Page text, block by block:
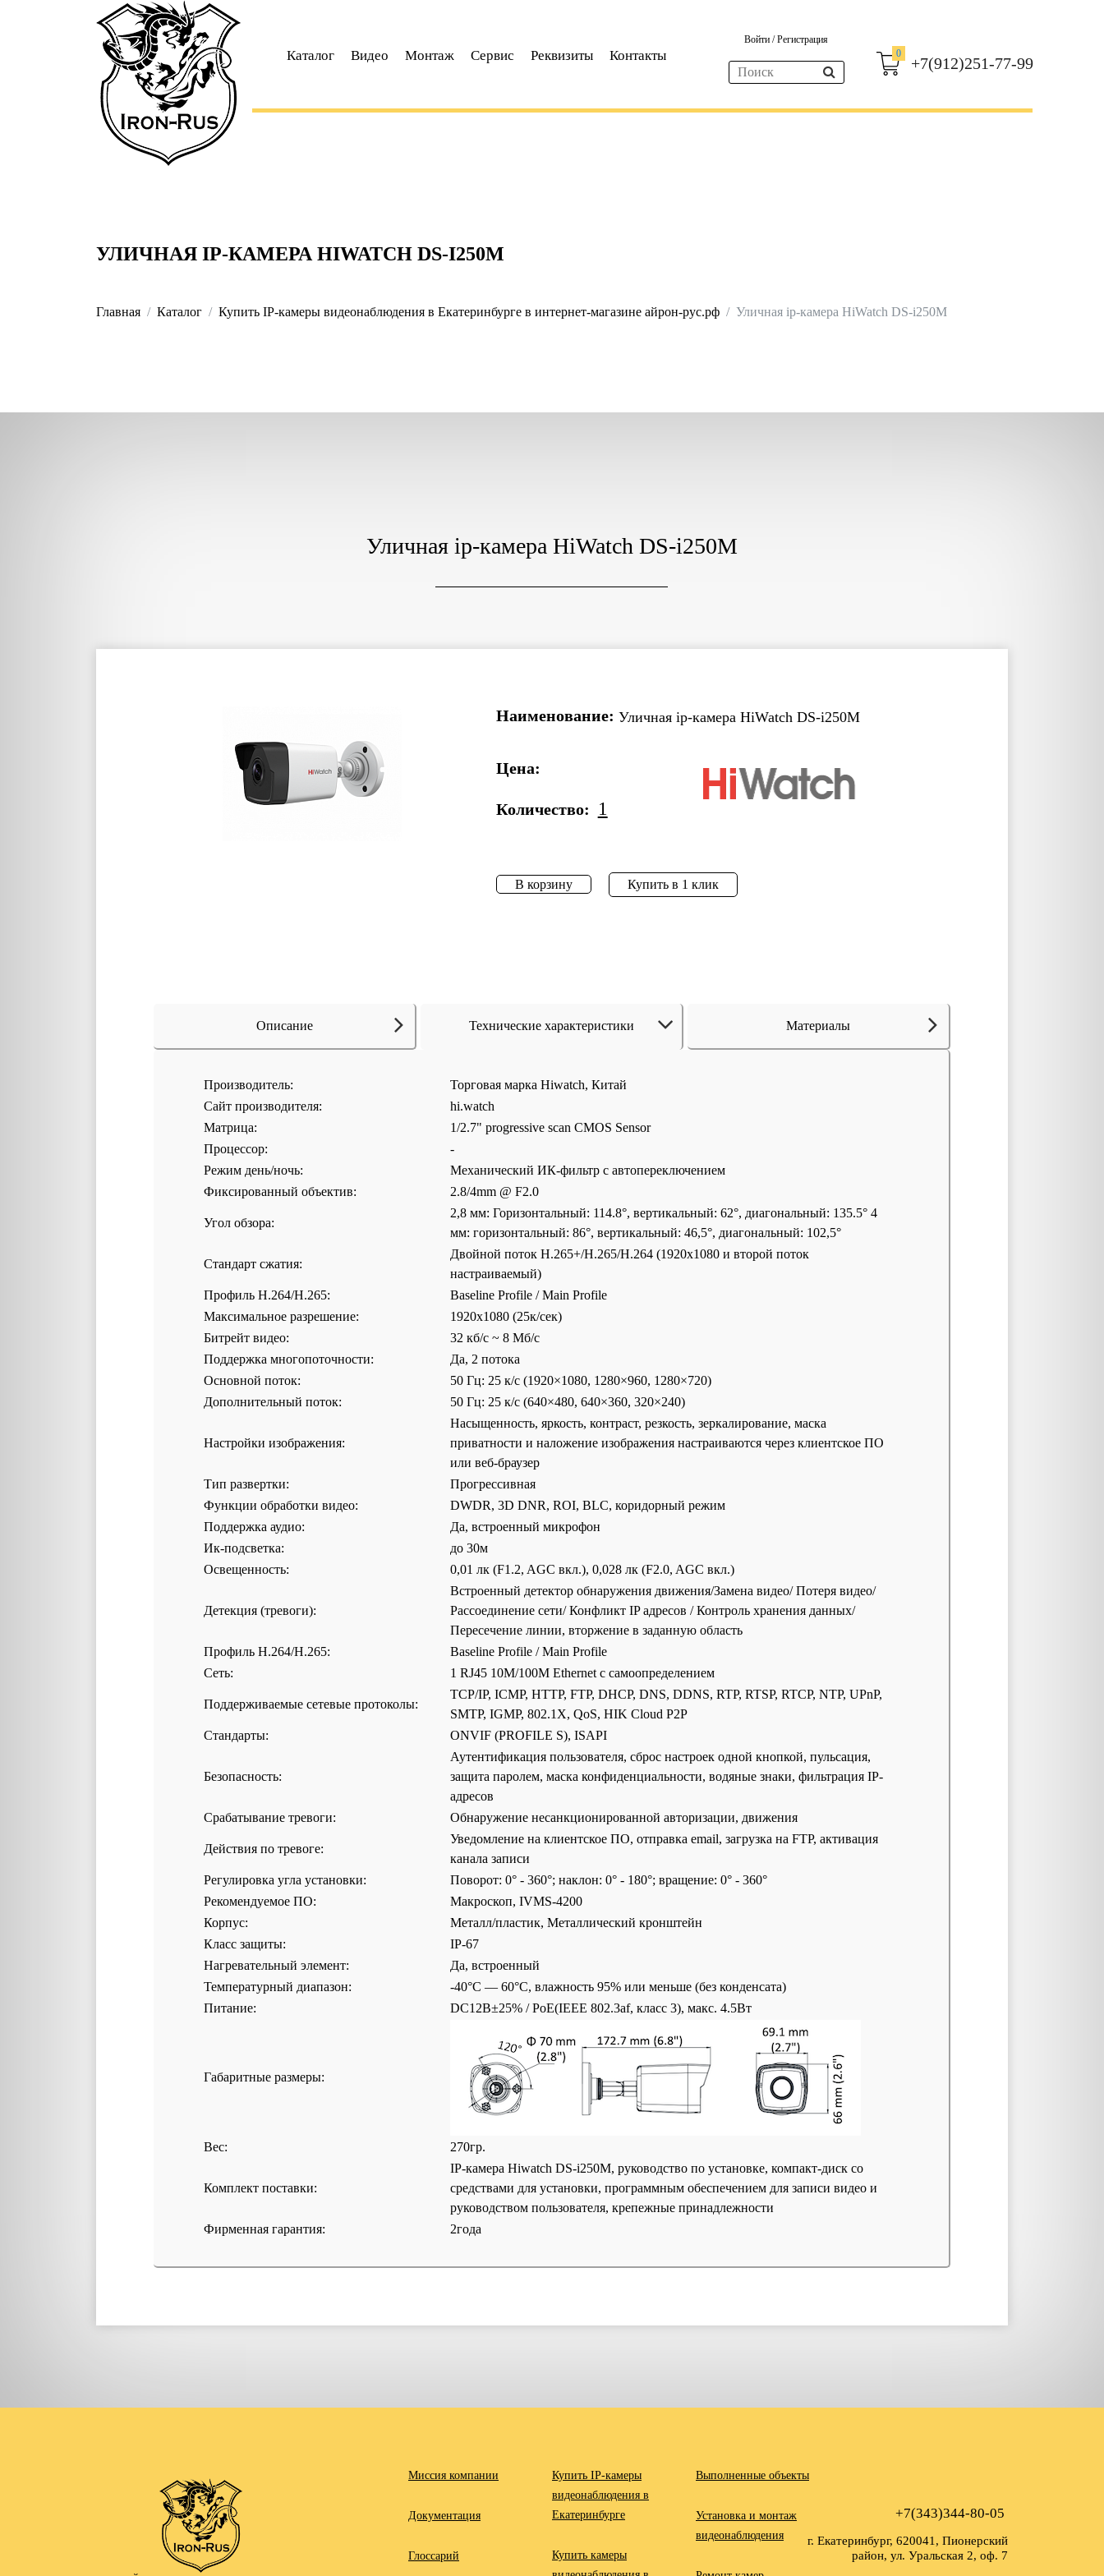
Каталог Видео Монтаж Сервис Реквизиты Контакты
Войти /Регистрация
0
+7(912)251-77-99
УЛИЧНАЯ IP-КАМЕРА HIWATCH DS-I250М
Главная Каталог Купить IP-камеры видеонаблюдения в Екатеринбурге в интернет-магазине айрон-рус.рф Уличная ip-камера HiWatch DS-i250М
Уличная ip-камера HiWatch DS-i250М
Наименование: Уличная ip-камера HiWatch DS-i250М
Цена:
Количество: 1
В корзину Купить в 1 клик
Описание Технические характеристики Материалы
Производитель:
Торговая марка Hiwatch, Китай
Сайт производителя:
hi.watch
Матрица:
1/2.7" progressive scan CMOS Sensor
Процессор:
-
Режим день/ночь:
Механический ИК-фильтр с автопереключением
Фиксированный объектив:
2.8/4mm @ F2.0
Угол обзора:
2,8 мм: Горизонтальный: 114.8°, вертикальный: 62°, диагональный: 135.5° 4
мм: горизонтальный: 86°, вертикальный: 46,5°, диагональный: 102,5°
Стандарт сжатия:
Двойной поток H.265+/H.265/H.264 (1920х1080 и второй поток
настраиваемый)
Профиль H.264/H.265:
Baseline Profile / Main Profile
Максимальное разрешение:
1920х1080 (25к/сек)
Битрейт видео:
32 кб/с ~ 8 Мб/с
Поддержка многопоточности:
Да, 2 потока
Основной поток:
50 Гц: 25 к/с (1920×1080, 1280×960, 1280×720)
Дополнительный поток:
50 Гц: 25 к/с (640×480, 640×360, 320×240)
Настройки изображения:
Насыщенность, яркость, контраст, резкость, зеркалирование, маска
приватности и наложение изображения настраиваются через клиентское ПО
или веб-браузер
Тип развертки:
Прогрессивная
Функции обработки видео:
DWDR, 3D DNR, ROI, BLC, коридорный режим
Поддержка аудио:
Да, встроенный микрофон
Ик-подсветка:
до 30м
Освещенность:
0,01 лк (F1.2, AGC вкл.), 0,028 лк (F2.0, AGC вкл.)
Детекция (тревоги):
Встроенный детектор обнаружения движения/Замена видео/ Потеря видео/
Рассоединение сети/ Конфликт IP адресов / Контроль хранения данных/
Пересечение линии, вторжение в заданную область
Профиль H.264/H.265:
Baseline Profile / Main Profile
Сеть:
1 RJ45 10M/100M Ethernet с самоопределением
Поддерживаемые сетевые протоколы:
TCP/IP, ICMP, HTTP, FTP, DHCP, DNS, DDNS, RTP, RTSP, RTCP, NTP, UPnP,
SMTP, IGMP, 802.1X, QoS, HIK Cloud P2P
Стандарты:
ONVIF (PROFILE S), ISAPI
Безопасность:
Аутентификация пользователя, сброс настроек одной кнопкой, пульсация,
защита паролем, маска конфиденциальности, водяные знаки, фильтрация IP-
адресов
Срабатывание тревоги:
Обнаружение несанкционированной авторизации, движения
Действия по тревоге:
Уведомление на клиентское ПО, отправка email, загрузка на FTP, активация
канала записи
Регулировка угла установки:
Поворот: 0° - 360°; наклон: 0° - 180°; вращение: 0° - 360°
Рекомендуемое ПО:
Макроскоп, IVMS-4200
Корпус:
Металл/пластик, Металлический кронштейн
Класс защиты:
IP-67
Нагревательный элемент:
Да, встроенный
Температурный диапазон:
-40°С — 60°С, влажность 95% или меньше (без конденсата)
Питание:
DC12В±25% / PoE(IEEE 802.3af, класс 3), макс. 4.5Вт
Габаритные размеры:
Вес: 270гр.
Комплект поставки:
IP-камера Hiwatch DS-i250M, руководство по установке, компакт-диск со
средствами для установки, программным обеспечением для записи видео и
руководством пользователя, крепежные принадлежности
Фирменная гарантия:
2года
Миссия компании
Документация
Глоссарий
Купить IP-камеры
видеонаблюдения в
Екатеринбурге
Купить камеры
Выполненные объекты
Установка и монтаж
видеонаблюдения
+7(343)344-80-05
г. Екатеринбург, 620041, Пионерский
район, ул. Уральская 2, оф. 7